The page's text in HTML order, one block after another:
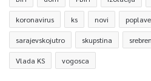
koronavirus ks novi poplave
sarajevskojutro skupstina
Vlada KS vogosca